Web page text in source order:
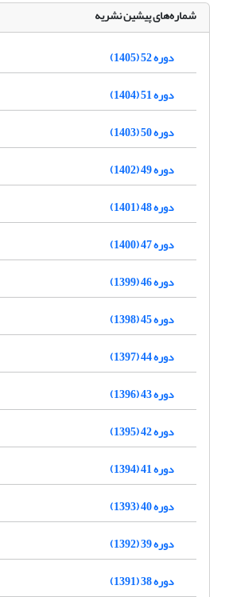
شماره‌های پیشین نشریه
دوره 52 (1405)
دوره 51 (1404)
دوره 50 (1403)
دوره 49 (1402)
دوره 48 (1401)
دوره 47 (1400)
دوره 46 (1399)
دوره 45 (1398)
دوره 44 (1397)
دوره 43 (1396)
دوره 42 (1395)
دوره 41 (1394)
دوره 40 (1393)
دوره 39 (1392)
دوره 38 (1391)